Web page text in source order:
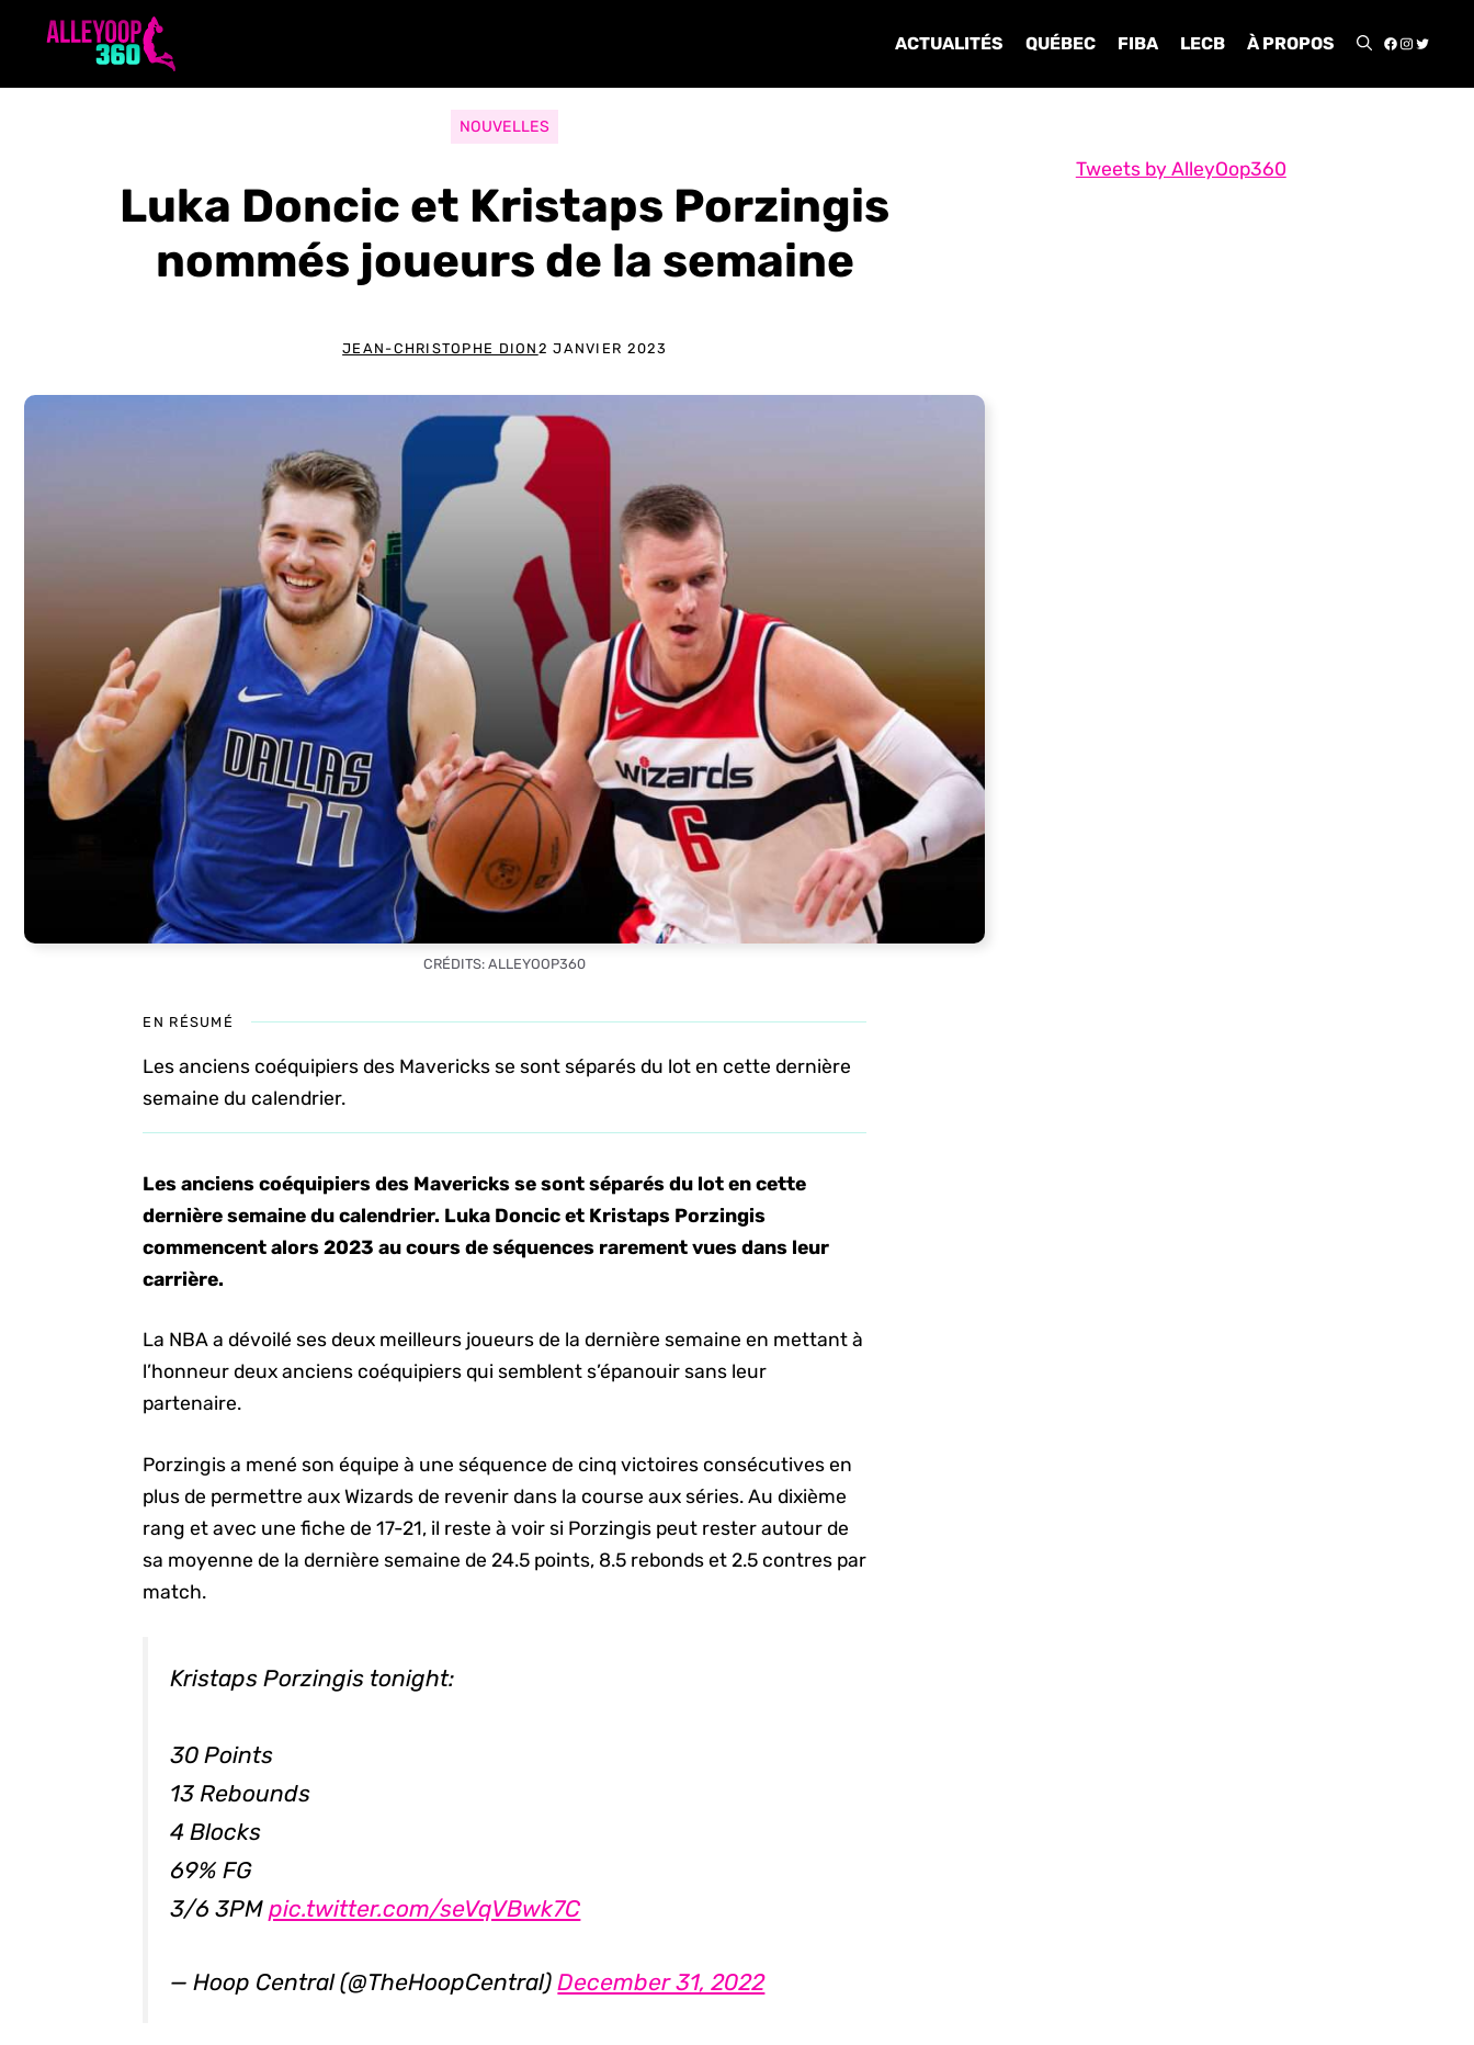
ACTUALITÉS QUÉBEC FIBA LECB À PROPOS
NOUVELLES
Luka Doncic et Kristaps Porzingis
nommés joueurs de la semaine
JEAN-CHRISTOPHE DION 2 JANVIER 2023
CRÉDITS: ALLEYOOP360
EN RÉSUMÉ
Les anciens coéquipiers des Mavericks se sont séparés du lot en cette dernière
semaine du calendrier.
Les anciens coéquipiers des Mavericks se sont séparés du lot en cette
dernière semaine du calendrier. Luka Doncic et Kristaps Porzingis
commencent alors 2023 au cours de séquences rarement vues dans leur
carrière.
La NBA a dévoilé ses deux meilleurs joueurs de la dernière semaine en mettant à
l’honneur deux anciens coéquipiers qui semblent s’épanouir sans leur
partenaire.
Porzingis a mené son équipe à une séquence de cinq victoires consécutives en
plus de permettre aux Wizards de revenir dans la course aux séries. Au dixième
rang et avec une fiche de 17-21, il reste à voir si Porzingis peut rester autour de
sa moyenne de la dernière semaine de 24.5 points, 8.5 rebonds et 2.5 contres par
match.
Kristaps Porzingis tonight:
30 Points
13 Rebounds
4 Blocks
69% FG
3/6 3PMpic.twitter.com/seVqVBwk7C
— Hoop Central (@TheHoopCentral)December 31, 2022
Tweets by AlleyOop360